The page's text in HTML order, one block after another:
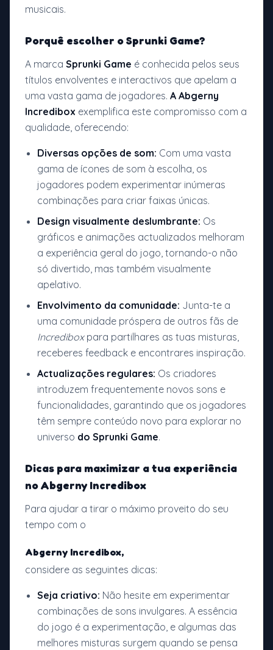
musicais.
Porquê escolher o Sprunki Game?
A marca Sprunki Game é conhecida pelos seus
títulos envolventes e interactivos que apelam a
uma vasta gama de jogadores. A Abgerny
Incredibox exemplifica este compromisso com a
qualidade, oferecendo:
Diversas opções de som: Com uma vasta
gama de ícones de som à escolha, os
jogadores podem experimentar inúmeras
combinações para criar faixas únicas.
Design visualmente deslumbrante: Os
gráficos e animações actualizados melhoram
a experiência geral do jogo, tornando-o não
só divertido, mas também visualmente
apelativo.
Envolvimento da comunidade: Junta-te a
uma comunidade próspera de outros fãs de
Incrediboxpara partilhares as tuas misturas,
receberes feedback e encontrares inspiração.
Actualizações regulares: Os criadores
introduzem frequentemente novos sons e
funcionalidades, garantindo que os jogadores
têm sempre conteúdo novo para explorar no
universo do Sprunki Game.
Dicas para maximizar a tua experiência
no Abgerny Incredibox
Para ajudar a tirar o máximo proveito do seu
tempo com o
Abgerny Incredibox,
considere as seguintes dicas:
Seja criativo: Não hesite em experimentar
combinações de sons invulgares. A essência
do jogo é a experimentação, e algumas das
melhores misturas surgem quando se pensa